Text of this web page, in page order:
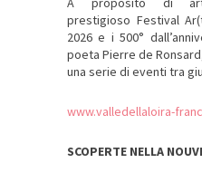
prestigioso Festival
2026 e i 500°
poeta Pierre de
una serie di eventi tra
www.valledellaloira-
SCOPERTE NELLA